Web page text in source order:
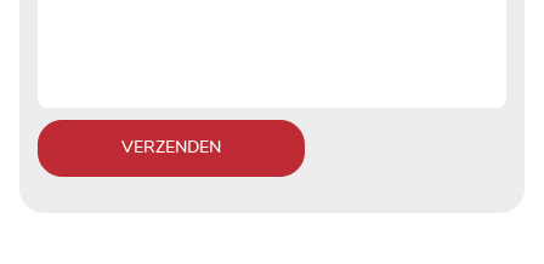
VERZENDEN